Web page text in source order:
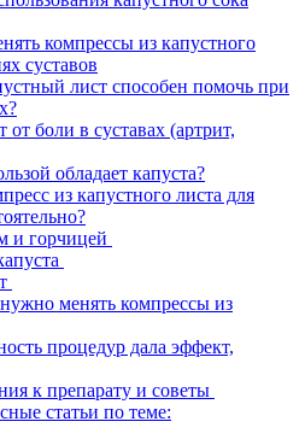
компрессы из капустного
суставов
лист способен помочь при
боли в суставах (артрит,
обладает капуста?
из капустного листа для
и горчицей
менять компрессы из
процедур дала эффект,
к препарату и советы
статьи по теме: